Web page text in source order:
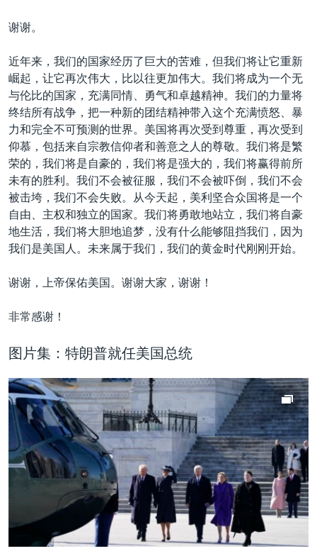
谢谢。
近年来，我们的国家经历了巨大的苦难，但我们将让它重新
崛起，让它再次伟大，比以往更加伟大。我们将成为一个无
与伦比的国家，充满同情、勇气和卓越精神。我们的力量将
终结所有战争，把一种新的团结精神带入这个充满愤怒、暴
力和完全不可预测的世界。美国将再次受到尊重，再次受到
仰慕，包括来自宗教信仰者和善意之人的尊敬。我们将是繁
荣的，我们将是自豪的，我们将是强大的，我们将赢得前所
未有的胜利。我们不会被征服，我们不会被吓倒，我们不会
被击垮，我们不会失败。从今天起，美利坚合众国将是一个
自由、主权和独立的国家。我们将勇敢地站立，我们将自豪
地生活，我们将大胆地追梦，没有什么能够阻挡我们，因为
我们是美国人。未来属于我们，我们的黄金时代刚刚开始。
谢谢，上帝保佑美国。谢谢大家，谢谢！
非常感谢！
图片集：特朗普就任美国总统